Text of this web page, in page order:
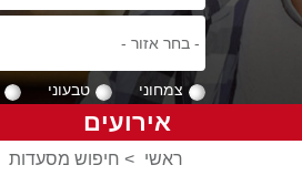
צמחוני טבעוני
אירועים
ראשי > חיפוש מסעדות